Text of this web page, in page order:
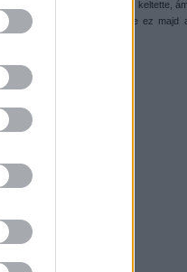
mivel a kép ezt a benyomást keltette,
és találatkor kicsúszik (de ez majd